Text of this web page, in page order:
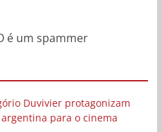
é um spammer
Duvivier protagonizam
para o cinema